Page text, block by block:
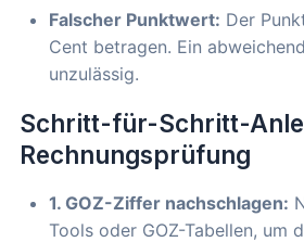
Falscher Punktwert: Der
Cent betragen. Ein
unzulässig.
Schritt-für-Schritt-
Rechnungsprüfung
1. GOZ-Ziffer nachschlagen:
Tools oder GOZ-Tabellen, um